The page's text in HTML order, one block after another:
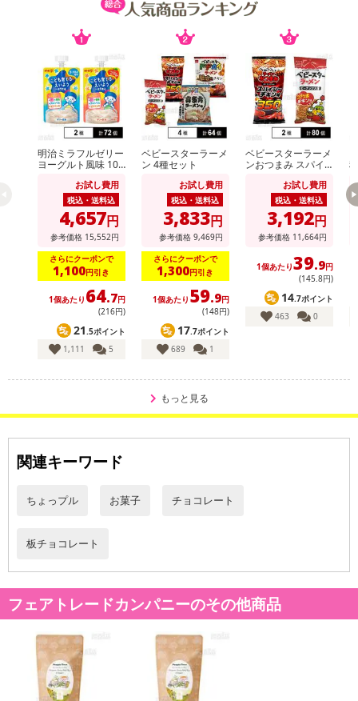
注意事項
※こちらの商品は、沖縄・離島地域またはクール便でのお届けが出
来ない地域の方は、お申込みいただけませんので、ご了承ください
※配送時に、ご不在でお受け取りいただけなかった場合、通常より
保管期間が短くなっておりますので、お早目に配送業者へ再配達を
ご連絡ください。
※保管期間切れにより返送となった場合は、配送元に返送となりま
す。お申込みは、キャンセル返金とさせていただきます。
※クロネコメンバーズへご登録いただきましても「再配達依頼・お
届け日変更」をお受けが出来ません。
【キャンセルについて】
記載されている内容を必ずご確認いただき、お届けする商品セット
にご納得いただきましたうえでお申し込みください。
合がございます。
了により、商品詳細内に記載の原産国・原材料の表記が旧表記の場
あらかじめご了承いただいた上でお申込みください。なお、本理由
【お支払いについて】
※送料はお試し費用に含まれております。
クまとめて支払い、楽天ペイ、メルペイ、AEON Pay、Amazon Pa
yでお支払いの場合、決済のため外部サイトへ遷移します。
※予約商品は決済手段ごとに定められた決済期限日にお支払いを完
明治ミラフルゼリー
ヨーグルト風味 100
ト風味 100gお試し費用
税込・送料込
4,657円
参考価格 15,552円
さらにクーポンで
1,100円引き
1個あたり 64.7円
(216円)
21.5ポイント
1,111
5
ベビースターラーメ
ン 4種セット
お試し費用
税込・送料込
3,833円
参考価格 9,469円
さらにクーポンで
1,300円引き
1個あたり 59.9円
(148円)
17.7ポイント
689
1
ベビースターラーメ
ンおつまみ スパイ
ベビースターラーメ
ン コクうまチキン
味 64g
お試し費用
税込・送料込
3,192円
参考価格 11,664円
1個あたり39.9円
(145 .8円)
14.7ポイント
463
0
もっと見る
関連キーワード
ちょっプル お菓子 チョコレート
板チョコレート
フェアトレードカンパニーのその他商品